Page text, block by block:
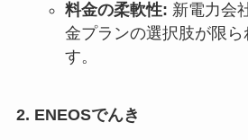
料金の柔軟性: 新電力会
金プランの選択肢が限ら
す。
2. ENEOSでんき